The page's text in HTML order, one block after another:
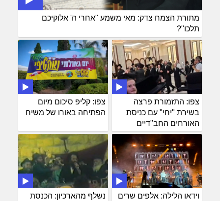
מתורת הצמח צדק: מאי משמע "אחרי ה' אלוקיכם
תלכו"?
צפו: קליפ סיכום מיום
הפתיחה באורו של משיח
צפו: התזמורת פרצה
בשירת "יחי" עם כניסת
האורחים החב"דיים
נשלף מהארכיון: הכנסת
וידאו הלילה: אלפים שרים